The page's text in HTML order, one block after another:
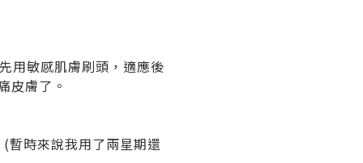
用敏感肌膚刷頭，適應後
皮膚了。
暫時來說我用了兩星期還